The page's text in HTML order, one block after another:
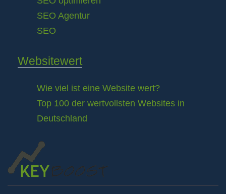
SEO Agentur
SEO
Websitewert
Wie viel ist eine Website wert?
Top 100 der wertvollsten Websites in
Deutschland